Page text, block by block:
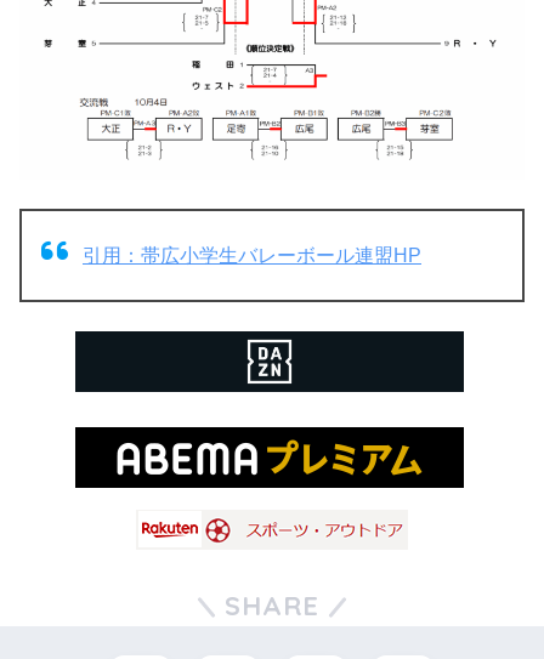
引用：帯広小学生バレーボール連盟HP
SHARE